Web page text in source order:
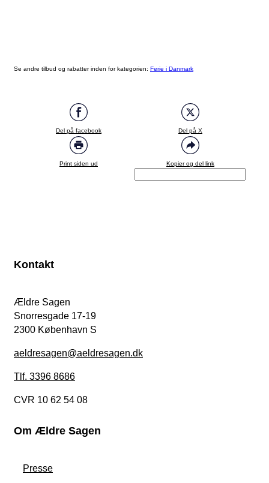
Se andre tilbud og rabatter inden for kategorien: Ferie i Danmark
Del på facebook Del på X
Print siden ud Kopier og del link
Kontakt
Ældre Sagen
Snorresgade 17-19
2300 København S
aeldresagen@aeldresagen.dk
Tlf. 3396 8686
CVR 10 62 54 08
Om Ældre Sagen
Presse